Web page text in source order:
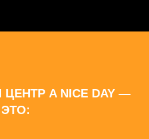
A NICE DAY —
ЭТО: